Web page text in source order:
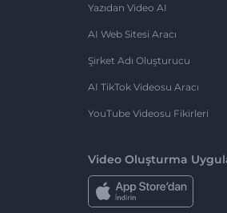
Yazıdan Video AI
AI Web Sitesi Aracı
Şirket Adı Oluşturucu
AI TikTok Videosu Aracı
YouTube Videosu Fikirleri
Video Oluşturma